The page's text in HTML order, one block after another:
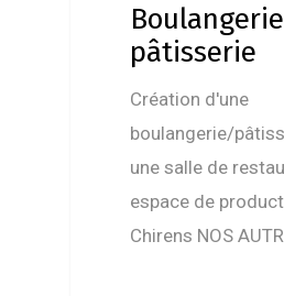
pâtisserie
Création d'une
boulangerie/
une salle de
espace de
Chirens NOS